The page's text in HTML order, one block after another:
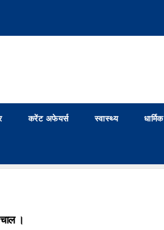
करेंट अफेयर्स स्वास्थ्य धार्मिक
।